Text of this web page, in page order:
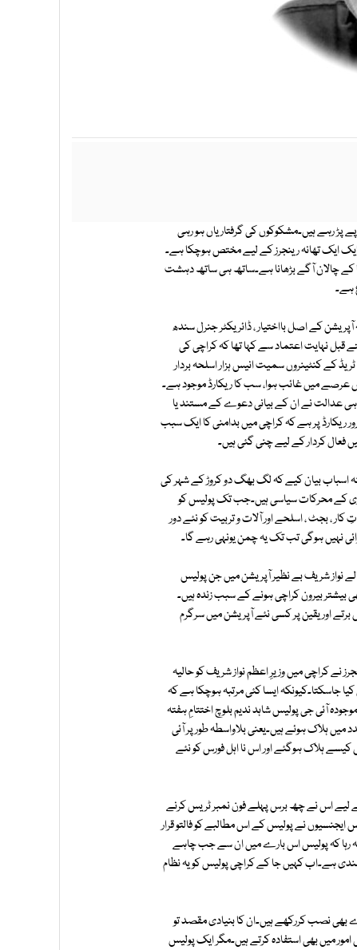
پڑ رہے ہیں۔مشکوکوں کی گرفتاریاں ہو رہی
ایک تھانہ رینجرز کے لیے مختص ہوچکا ہے۔
چالان آگے بڑھانا ہے۔ساتھ ہی ساتھ دہشت
ہے۔
کے اصل بااختیار ، ڈائریکٹر جنرل سندھ
قبل نہایت اعتماد سے کہا تھا کہ کراچی کی
کے کنٹینروں سمیت انیس ہزار اسلحہ بردار
اس عرصے میں غائب ہوا، سب کا ریکارڈ موجود ہے۔
ہی عدالت نے ان کے بیانی دعوے کے مستند یا
ریکارڈ پر ہے کہ کراچی میں بدامنی کا ایک سبب
فعال کردار کے لیے چنی گئی ہیں۔
اسباب بیان کیے کہ لگ بھگ دو کروڑ کے شہر کی
کے محرکات سیاسی ہیں۔جب تک پولیس کو
، بجٹ ، اسلحے اور آلات و تربیت کو نئے دور
نہیں ہوگی تب تک یہ چمن یونہی رہے گا۔
نواز شریف بے نظیر آپریشن میں جن پولیس
بیشتر بیرون کراچی ہونے کے سبب زندہ ہیں۔
اور یقین پر کسی نئے آپریشن میں سرگرم
نے کراچی میں وزیرِ اعظم نواز شریف کو حالیہ
جاسکتا۔کیونکہ ایسا کئی مرتبہ ہوچکا ہے کہ
آئی جی پولیس شاہد ندیم بلوچ اختتامِ ہفتہ
ہلاک ہوئے ہیں۔یعنی بلاواسطہ طور پر آئی
کیسے ہلاک ہوگئے اور اس نا اہل فورس کو نئے
کے لیے اس نے چھ برس پہلے فون نمبر ٹریس کرنے
ایجنسیوں نے پولیس کے اس مطالبے کو فالتو قرار
رہا کہ پولیس اس بارے میں ان سے جب چاہے
ہے۔اب کہیں جا کے کراچی پولیس کو یہ نظام
بھی نصب کررکھے ہیں۔ان کا بنیادی مقصد تو
میں بھی استفادہ کرتے ہیں۔مگر ایک پولیس